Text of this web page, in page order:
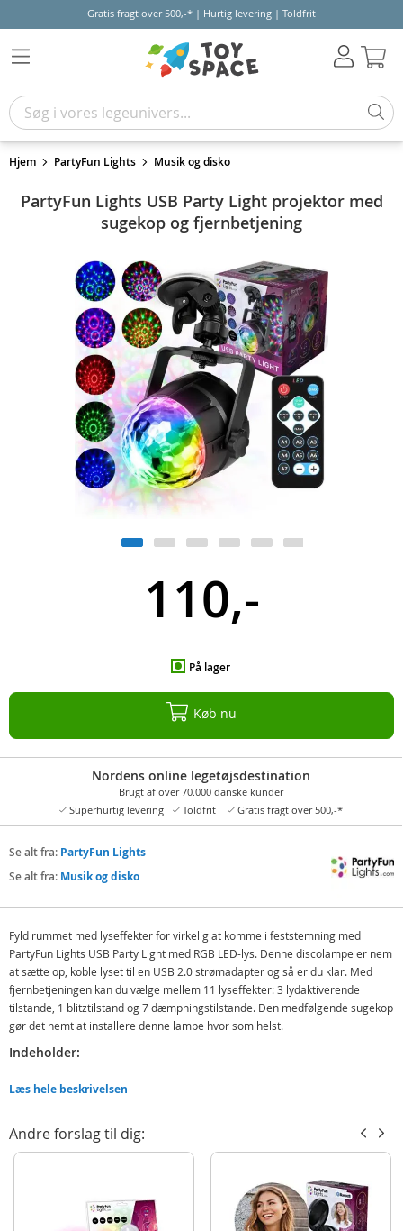
Gratis fragt over 500,-* | Hurtig levering | Toldfrit
Hjem PartyFun Lights Musik og disko
PartyFun Lights USB Party Light projektor med
sugekop og fjernbetjening
110,-
På lager
Køb nu
Nordens online legetøjsdestination
Brugt af over 70.000 danske kunder
Superhurtig levering
Toldfrit Gratis fragt over 500,-*
Se alt fra: PartyFun Lights
Se alt fra: Musik og disko
Fyld rummet med lyseffekter for virkelig at komme i feststemning med
PartyFun Lights USB Party Light med RGB LED-lys. Denne discolampe er nem
at sætte op, koble lyset til en USB 2.0 strømadapter og så er du klar. Med
fjernbetjeningen kan du vælge mellem 11 lyseffekter: 3 lydaktiverende
tilstande, 1 blitztilstand og 7 dæmpningstilstande. Den medfølgende sugekop
gør det nemt at installere denne lampe hvor som helst.
Indeholder:
Fjernbetjening
Læs hele beskrivelsen
Andre forslag til dig: